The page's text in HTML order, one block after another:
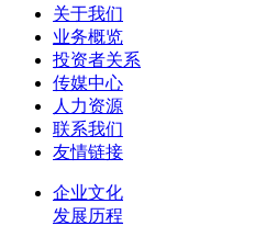
关于我们
业务概览
投资者关系
传媒中心
人力资源
联系我们
友情链接
企业文化
发展历程